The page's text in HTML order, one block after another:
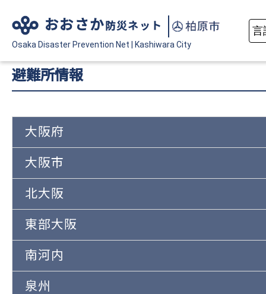
おおさか 防災ネット
Osaka Disaster Prevention Net Kashiwara City
避難所情報
大阪府
大阪市
北大阪
東部大阪
南河内
泉州